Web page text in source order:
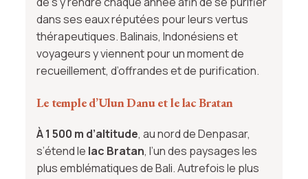
dans ses eaux réputées pour leurs vertus
thérapeutiques. Balinais, Indonésiens et
voyageurs y viennent pour un moment de
recueillement, d’offrandes et de purification.
Le temple d’Ulun Danu et le lac Bratan
À 1 500 m d’altitude, au nord de Denpasar,
s’étend le lac Bratan, l’un des paysages les
plus emblématiques de Bali. Autrefois le plus